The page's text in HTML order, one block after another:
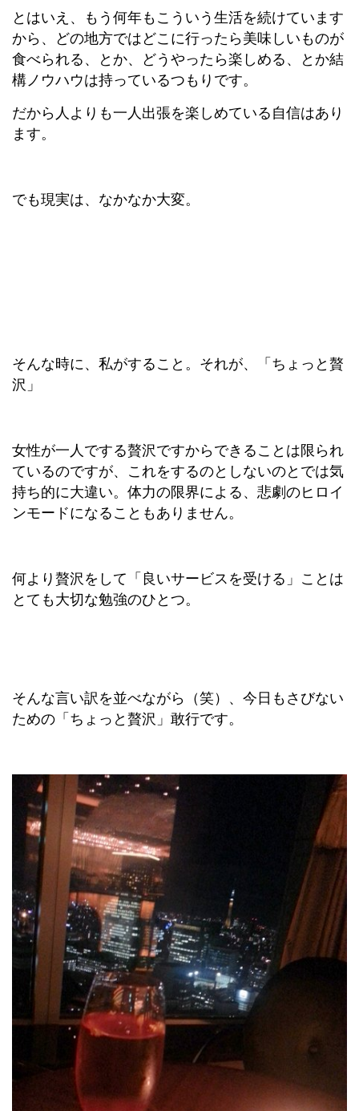
とはいえ、もう何年もこういう生活を続けています
から、どの地方ではどこに行ったら美味しいものが
食べられる、とか、どうやったら楽しめる、とか結
構ノウハウは持っているつもりです。
だから人よりも一人出張を楽しめている自信はあり
ます。
でも現実は、なかなか大変。
そんな時に、私がすること。それが、「ちょっと贅
沢」
女性が一人でする贅沢ですからできることは限られ
ているのですが、これをするのとしないのとでは気
持ち的に大違い。体力の限界による、悲劇のヒロイ
ンモードになることもありません。
何より贅沢をして「良いサービスを受ける」ことは
とても大切な勉強のひとつ。
そんな言い訳を並べながら（笑）、今日もさびない
ための「ちょっと贅沢」敢行です。